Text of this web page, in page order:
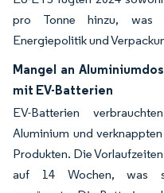
pro Tonne hinzu, was
Energiepolitik und
Mangel an
mit EV-Batterien
EV-Batterien
Aluminium und
Produkten. Die
auf 14 Wochen, was